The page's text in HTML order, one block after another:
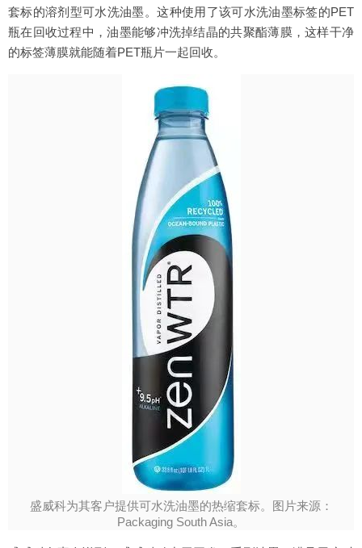
套标的溶剂型可水洗油墨。这种使用了该可水洗油墨标签的PET
瓶在回收过程中，油墨能够冲洗掉结晶的共聚酯薄膜，这样干净
的标签薄膜就能随着PET瓶片一起回收。
盛威科为其客户提供可水洗油墨的热缩套标。图片来源：
Packaging South Asia。